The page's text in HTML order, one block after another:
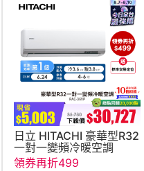
日立 HITACHI 豪華型R32
一對一變頻冷暖空調
領券再折499